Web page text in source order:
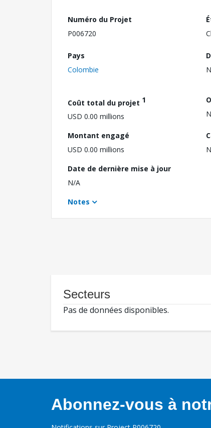
Numéro du Projet
P006720
Pays
Colombie
Coût total du projet 1
USD 0.00 millions
Montant engagé
USD 0.00 millions
Date de dernière mise à jour
N/A
Notes
Secteurs
Pas de données disponibles.
Abonnez-vous à